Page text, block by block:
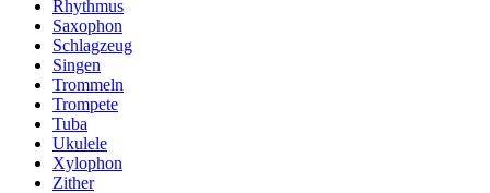
Rhythmus
Saxophon
Schlagzeug
Singen
Trommeln
Trompete
Tuba
Ukulele
Xylophon
Zither